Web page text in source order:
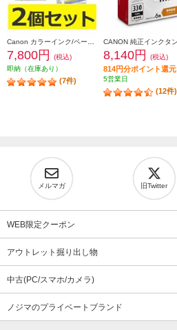
7,800円
(税込)
即納（在庫あり）
(7件)
8,140円 (税込)
814円分ポイント還元
5営業日
(12件)
メルマガ 旧Twitter
WEB限定クーポン
アウトレット掘り出し物
中古(PC/スマホ/カメラ)
ノジマのプライベートブランド